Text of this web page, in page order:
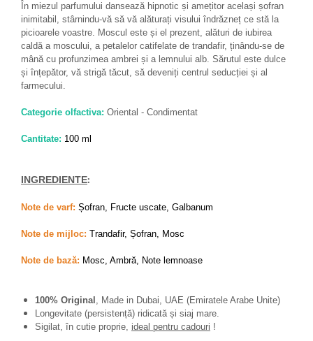
În miezul parfumului dansează hipnotic și amețitor același șofran
inimitabil, stârnindu-vă să vă alăturați visului îndrăzneț ce stă la
picioarele voastre. Moscul este și el prezent, alături de iubirea
caldă a moscului, a petalelor catifelate de trandafir, ținându-se de
mână cu profunzimea ambrei și a lemnului alb. Sărutul este dulce
și înțepător, vă strigă tăcut, să deveniți centrul seducției și al
farmecului.
Categorie olfactiva: Oriental - Condimentat
Cantitate: 100 ml
INGREDIENTE:
Note de varf: Șofran, Fructe uscate, Galbanum
Note de mijloc: Trandafir, Șofran, Mosc
Note de bază: Mosc, Ambră, Note lemnoase
100% Original , Made in Dubai, UAE (Emiratele Arabe Unite)
Longevitate (persistență) ridicată și siaj mare.
Sigilat, în cutie proprie, ideal pentru cadouri !